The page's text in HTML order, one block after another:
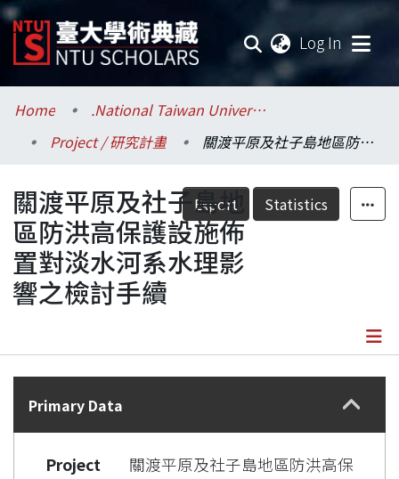
Log In
Communities & Collections
Research Outputs
Fundings & Projects
Researchers
Organizations
Home
.National Taiwan University / 國立臺灣大學
Project / 研究計畫
關渡平原及社子島地區防洪高保護設施佈置對淡水河系水理影響之檢討手續
Export Statistics
關渡平原及社子島地
區防洪高保護設施佈
置對淡水河系水理影
響之檢討手續
Details
Primary Data
Project
關渡平原及社子島地區防洪高保